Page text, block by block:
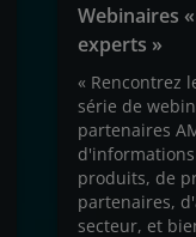
Webinaires
experts »
« Rencontrez
série de
partenaires
produits, de
partenaires,
secteur, et